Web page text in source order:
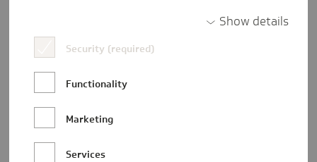
Show details
Security (required)
Functionality
Marketing
Services